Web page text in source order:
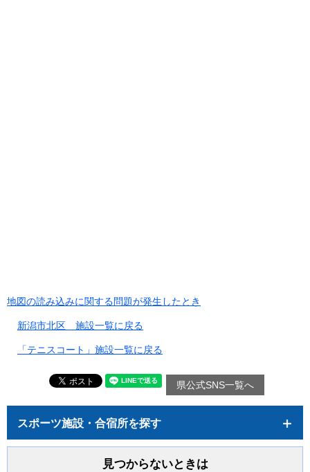
地図の読み込みに関する問題が発生したとき
新潟市北区 施設一覧に戻る
「テニスコート」施設一覧に戻る
県公式SNS一覧へ
スポーツ施設・合宿所を探す
見つからないときは